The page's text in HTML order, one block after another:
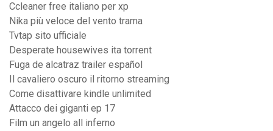
Ccleaner free italiano per xp
Nika più veloce del vento trama
Tvtap sito ufficiale
Desperate housewives ita torrent
Fuga de alcatraz trailer español
Il cavaliero oscuro il ritorno streaming
Come disattivare kindle unlimited
Attacco dei giganti ep 17
Film un angelo all inferno